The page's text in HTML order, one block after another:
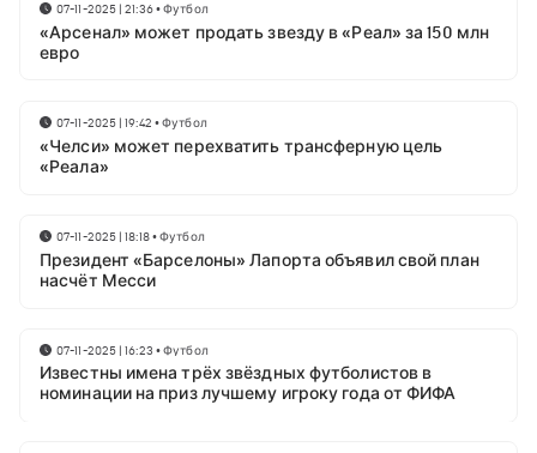
07-11-2025 | 21:36•Футбол
«Арсенал» может продать звезду в «Реал» за 150 млн
евро
07-11-2025 | 19:42 •Футбол
«Челси» может перехватить трансферную цель
«Реала»
07-11-2025 | 18:18•Футбол
Президент «Барселоны» Лапорта объявил свой план
насчёт Месси
07-11-2025 | 16:23 •Футбол
Известны имена трёх звёздных футболистов в
номинации на приз лучшему игроку года от ФИФА